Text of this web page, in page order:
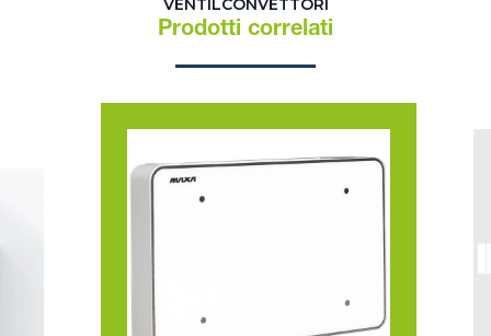
VENTILCONVETTORI
Prodotti correlati